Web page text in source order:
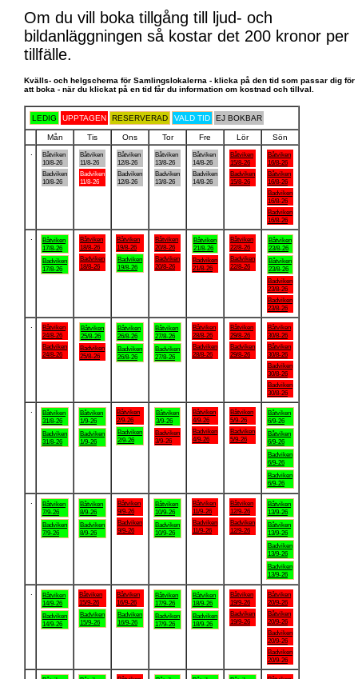
Om du vill boka tillgång till ljud- och
bildanläggningen så kostar det 200 kronor per
tillfälle.
Kvälls- och helgschema för Samlingslokalerna - klicka på den tid som passar dig för
att boka - när du klickat på en tid får du information om kostnad och tillval.
LEDIG UPPTAGEN RESERVERAD VALD TID EJ BOKBAR
Mån Tis Ons Tor Fre Lör
Sön
Båtviken
10/8-26
Badviken
10/8-26
Båtviken
11/8-26
Badviken
11/8-26
Båtviken
12/8-26
Badviken
12/8-26
Båtviken
13/8-26
Badviken
13/8-26
Båtviken
14/8-26
Badviken
14/8-26
Båtviken
15/8-26
Badviken
15/8-26
Båtviken
16/8-26
Båtviken
16/8-26
Badviken
16/8-26
Badviken
16/8-26
Båtviken
17/8-26
Badviken
17/8-26
Båtviken
18/8-26
Badviken
18/8-26
Båtviken
19/8-26
Badviken
19/8-26
Båtviken
20/8-26
Badviken
20/8-26
Båtviken
21/8-26
Badviken
21/8-26
Båtviken
22/8-26
Badviken
22/8-26
Båtviken
23/8-26
Båtviken
23/8-26
Badviken
23/8-26
Badviken
23/8-26
Båtviken
24/8-26
Badviken
24/8-26
Båtviken
25/8-26
Badviken
25/8-26
Båtviken
26/8-26
Badviken
26/8-26
Båtviken
27/8-26
Badviken
27/8-26
Båtviken
28/8-26
Badviken
28/8-26
Båtviken
29/8-26
Badviken
29/8-26
Båtviken
30/8-26
Båtviken
30/8-26
Badviken
30/8-26
Badviken
30/8-26
Båtviken
31/8-26
Badviken
31/8-26
Båtviken
1/9-26
Badviken
1/9-26
Båtviken
2/9-26
Badviken
2/9-26
Båtviken
3/9-26
Badviken
3/9-26
Båtviken
4/9-26
Badviken
4/9-26
Båtviken
5/9-26
Badviken
5/9-26
Båtviken
6/9-26
Båtviken
6/9-26
Badviken
6/9-26
Badviken
6/9-26
Båtviken
7/9-26
Badviken
7/9-26
Båtviken
8/9-26
Badviken
8/9-26
Båtviken
9/9-26
Badviken
9/9-26
Båtviken
10/9-26
Badviken
10/9-26
Båtviken
11/9-26
Badviken
11/9-26
Båtviken
12/9-26
Badviken
12/9-26
Båtviken
13/9-26
Båtviken
13/9-26
Badviken
13/9-26
Badviken
13/9-26
Båtviken
14/9-26
Badviken
14/9-26
Båtviken
15/9-26
Badviken
15/9-26
Båtviken
16/9-26
Badviken
16/9-26
Båtviken
17/9-26
Badviken
17/9-26
Båtviken
18/9-26
Badviken
18/9-26
Båtviken
19/9-26
Badviken
19/9-26
Båtviken
20/9-26
Båtviken
20/9-26
Badviken
20/9-26
Badviken
20/9-26